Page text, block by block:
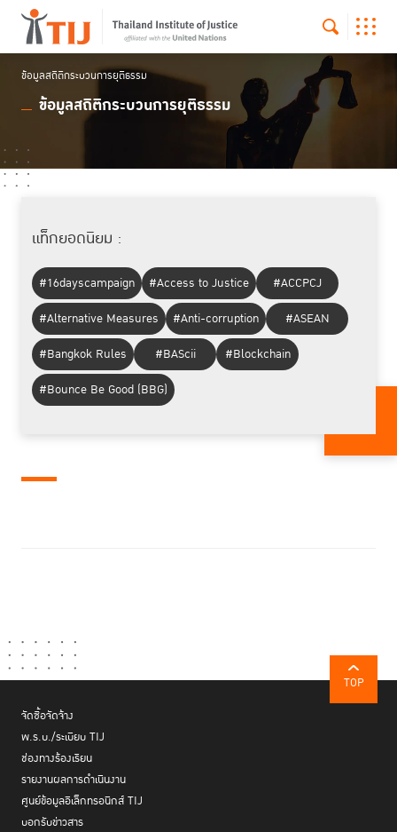
ข้อมูลสถิติกระบวนการยุติธรรม
ข้อมูลสถิติกระบวนการยุติธรรม
แท็กยอดนิยม :
#16dayscampaign #Access to Justice
#ACCPCJ
#Alternative Measures
#Anti-corruption
#ASEAN
#Bangkok Rules
#BAScii
#Blockchain
#Bounce Be Good (BBG)
TOP
จัดซื้อจัดจ้าง
พ.ร.บ./ระเบียบ TIJ
ช่องทางร้องเรียน
รายงานผลการดำเนินงาน
ศูนย์ข้อมูลอิเล็กทรอนิกส์ TIJ
บอกรับข่าวสาร